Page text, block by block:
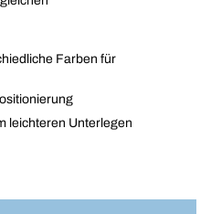
Farben für
leichteren Unterlegen